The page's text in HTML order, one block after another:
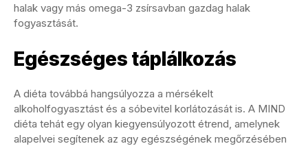
halak vagy más omega-3 zsírsavban gazdag halak
fogyasztását.
Egészséges táplálkozás
A diéta továbbá hangsúlyozza a mérsékelt
alkoholfogyasztást és a sóbevitel korlátozását is. A MIND
diéta tehát egy olyan kiegyensúlyozott étrend, amelynek
alapelvei segítenek az agy egészségének megőrzésében